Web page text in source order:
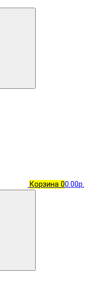
Корзина 00.00р.